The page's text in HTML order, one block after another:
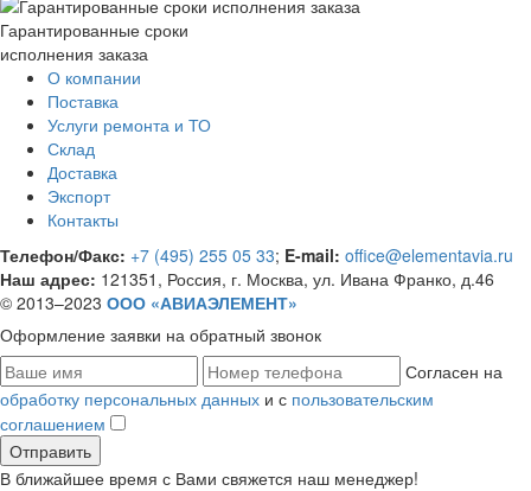
Гарантированные сроки
исполнения заказа
О компании
Поставка
Услуги ремонта и ТО
Склад
Доставка
Экспорт
Контакты
Телефон/Факс: +7 (495) 255 05 33; E-mail: office@elementavia.ru
Наш адрес: 121351, Россия, г. Москва, ул. Ивана Франко, д.46
© 2013–2023 ООО «АВИАЭЛЕМЕНТ»
Оформление заявки на обратный звонок
Согласен на
обработку персональных данных и с пользовательским
соглашением
В ближайшее время с Вами свяжется наш менеджер!